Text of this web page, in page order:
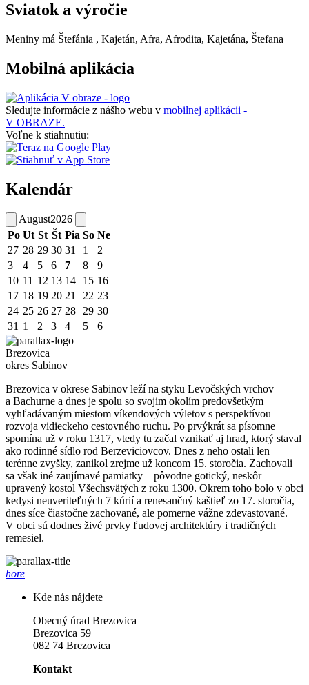
Sviatok a výročie
Meniny má Štefánia , Kajetán, Afra, Afrodita, Kajetána, Štefana
Mobilná aplikácia
Sledujte informácie z nášho webu v mobilnej aplikácii -
V OBRAZE.
Voľne k stiahnutiu:
Kalendár
August2026
Po Ut St Št Pia So Ne
27 28 29 30 31 1
2
3
4 5 6 7 8
9
10 11 12 13 14 15 16
17 18 19 20 21 22 23
24 25 26 27 28 29 30
31 1 2 3 4 5 6
Brezovica
okres Sabinov
Brezovica v okrese Sabinov leží na styku Levočských vrchov
a Bachurne a dnes je spolu so svojim okolím predovšetkým
vyhľadávaným miestom víkendových výletov s perspektívou
rozvoja vidieckeho cestovného ruchu. Po prvýkrát sa písomne
spomína už v roku 1317, vtedy tu začal vznikať aj hrad, ktorý staval
ako rodinné sídlo rod Berzeviciovcov. Dnes z neho ostali len
terénne zvyšky, zanikol zrejme už koncom 15. storočia. Zachovali
sa však iné zaujímavé pamiatky – pôvodne gotický, neskôr
upravený kostol Všechsvätých z roku 1300. Okrem toho bolo v obci
kedysi neuveriteľných 7 kúrií a renesančný kaštieľ zo 17. storočia,
dnes síce čiastočne zachované, ale pomerne vážne zdevastované.
V obci sú dodnes živé prvky ľudovej architektúry i tradičných
remesiel.
hore
Kde nás nájdete
Obecný úrad Brezovica
Brezovica 59
082 74 Brezovica
Kontakt